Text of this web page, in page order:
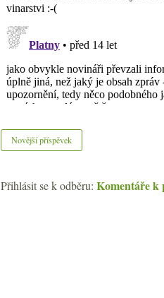
Novější příspěvek
Přihlásit se k odběru: Komentáře k